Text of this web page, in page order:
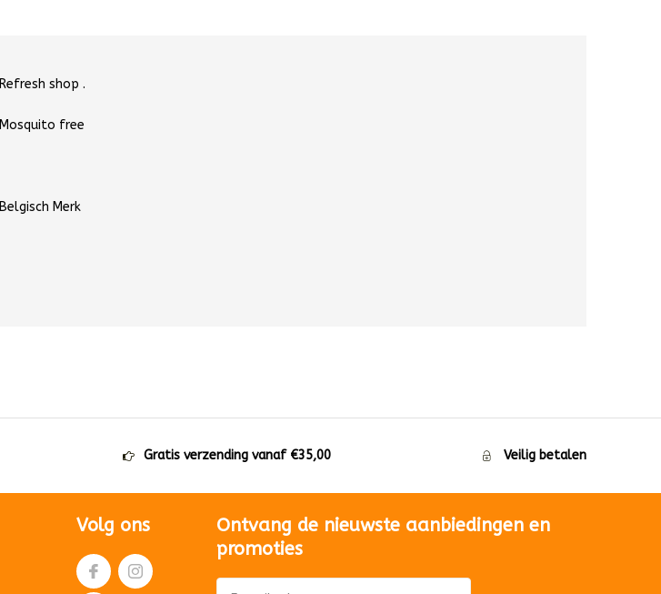
Refresh shop .
Mosquito free
Belgisch Merk
Gratis verzending vanaf €35,00 Veilig betalen
Volg ons
Ontvang de nieuwste aanbiedingen en
promoties